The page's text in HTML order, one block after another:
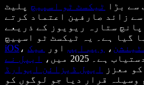
سے بڑا ٹیکسٹ ٹو اسپیچ پلیٹ
جس پر 50 ملین سے زائد صارفین اعتماد کرتے
زیادہ پانچ ستارہ ریویوز کے ذریعے
گیا ہے۔ یہ ٹیکسٹ ٹو اسپیچ
iOS ، ، ویب ایپ اور
میک
ہے۔ 2025 میں،
ایپل نے
معزز
ایپل ڈیزائن ایوارڈ
وسیلہ قرار دیا جو لوگوں کو